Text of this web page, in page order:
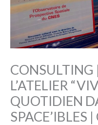
CONSULTING
L’ATELIER
QUOTIDIEN
SPACE’IBLES |